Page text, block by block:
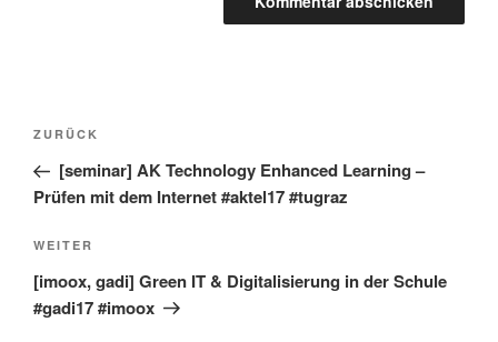
Beitragsnavigation
Vorheriger
Beitrag
ZURÜCK
[seminar] AK Technology Enhanced Learning –
Prüfen mit dem Internet #aktel17 #tugraz
Nächster
Beitrag
WEITER
[imoox, gadi] Green IT & Digitalisierung in der Schule
#gadi17 #imoox